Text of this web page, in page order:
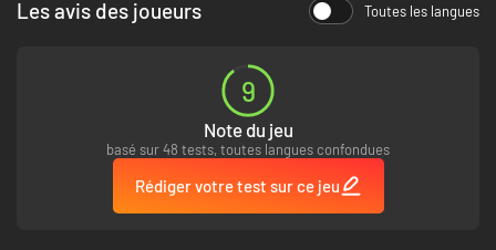
obtenir le
remboursement ?
Les avis des joueurs Toutes les langues
9
Note du jeu
basé sur 48 tests, toutes langues confondues
Rédiger votre test sur ce jeu